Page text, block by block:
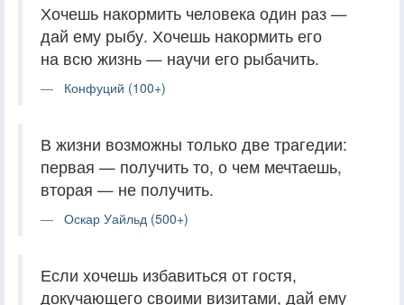
Хочешь накормить человека один раз —
дай ему рыбу. Хочешь накормить его
на всю жизнь — научи его рыбачить.
Конфуций (100+)
В жизни возможны только две трагедии:
первая — получить то, о чем мечтаешь,
вторая — не получить.
Оскар Уайльд (500+)
Если хочешь избавиться от гостя,
докучающего своими визитами, дай ему